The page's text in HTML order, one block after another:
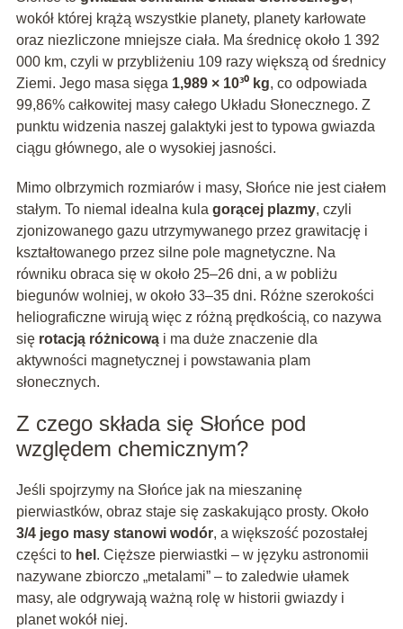
wokół której krążą wszystkie planety, planety karłowate
oraz niezliczone mniejsze ciała. Ma średnicę około 1 392
000 km, czyli w przybliżeniu 109 razy większą od średnicy
Ziemi. Jego masa sięga 1,989 × 10³⁰ kg, co odpowiada
99,86% całkowitej masy całego Układu Słonecznego. Z
punktu widzenia naszej galaktyki jest to typowa gwiazda
ciągu głównego, ale o wysokiej jasności.
Mimo olbrzymich rozmiarów i masy, Słońce nie jest ciałem
stałym. To niemal idealna kula gorącej plazmy, czyli
zjonizowanego gazu utrzymywanego przez grawitację i
kształtowanego przez silne pole magnetyczne. Na
równiku obraca się w około 25–26 dni, a w pobliżu
biegunów wolniej, w około 33–35 dni. Różne szerokości
heliograficzne wirują więc z różną prędkością, co nazywa
się rotacją różnicowąi ma duże znaczenie dla
aktywności magnetycznej i powstawania plam
słonecznych.
Z czego składa się Słońce pod
względem chemicznym?
Jeśli spojrzymy na Słońce jak na mieszaninę
pierwiastków, obraz staje się zaskakująco prosty. Około
3/4 jego masy stanowi wodór, a większość pozostałej
części to hel . Cięższe pierwiastki – w języku astronomii
nazywane zbiorczo „metalami” – to zaledwie ułamek
masy, ale odgrywają ważną rolę w historii gwiazdy i
planet wokół niej.